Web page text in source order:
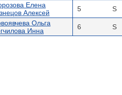
Елена
Алексей
5 S
Ольга
Инна
6 S